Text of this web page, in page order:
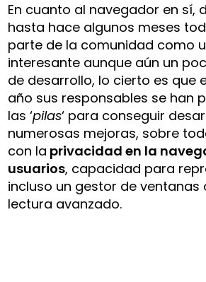
En cuanto al navegador en sí,
hasta hace algunos meses
parte de la comunidad como
interesante aunque aún un
de desarrollo, lo cierto es que
año sus responsables se han
las ‘pilas‘ para conseguir
numerosas mejoras, sobre
con la privacidad en la
usuarios, capacidad para
incluso un gestor de ventanas
lectura avanzado.